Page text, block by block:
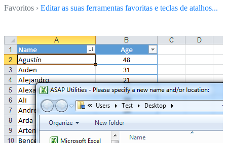
Favoritos › Editar as suas ferramentas favoritas e teclas de atalhos...